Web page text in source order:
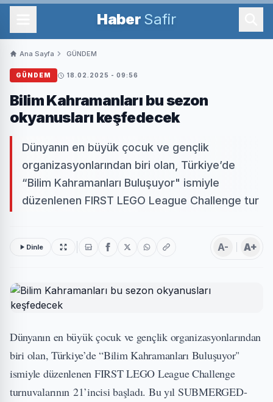
Haber Safir
Ana Sayfa GÜNDEM
GÜNDEM 18.02.2025 - 09:56
Bilim Kahramanları bu sezon
okyanusları keşfedecek
Dünyanın en büyük çocuk ve gençlik
organizasyonlarından biri olan, Türkiye’de
“Bilim Kahramanları Buluşuyor" ismiyle
düzenlenen FIRST LEGO League Challenge tur
Dinle A- A+
Dünyanın en büyük çocuk ve gençlik organizasyonlarından
biri olan, Türkiye’de “Bilim Kahramanları Buluşuyor"
ismiyle düzenlenen FIRST LEGO League Challenge
turnuvalarının 21’incisi başladı. Bu yıl SUBMERGED-